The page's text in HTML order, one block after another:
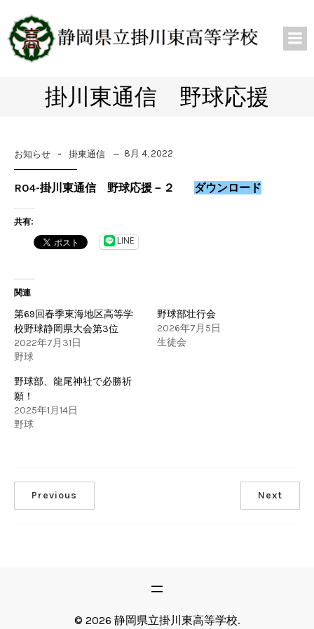
掛川東通信 野球応援
お知らせ - 掛東通信 8月 4, 2022
R04-掛川東通信 野球応援－２ ダウンロード
共有:
LINE
関連
第69回春季東海地区高等学
校野球静岡県大会第3位
2022年7月31日
野球
野球部壮行会
2026年7月5日
生徒会
野球部、龍尾神社で必勝祈
願！
2025年1月14日
野球
Previous Next
© 2026 静岡県立掛川東高等学校.